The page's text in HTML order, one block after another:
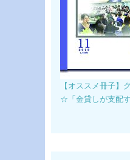
【オススメ冊子】
☆「金貸しが支配